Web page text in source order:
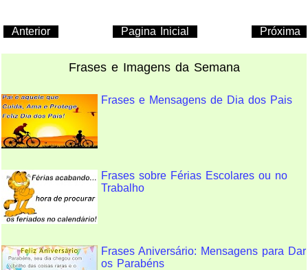
Anterior Próxima
Pagina Inicial
Frases e Imagens da Semana
Frases e Mensagens de Dia dos Pais
Frases sobre Férias Escolares ou no
Trabalho
Frases Aniversário: Mensagens para Dar
os Parabéns